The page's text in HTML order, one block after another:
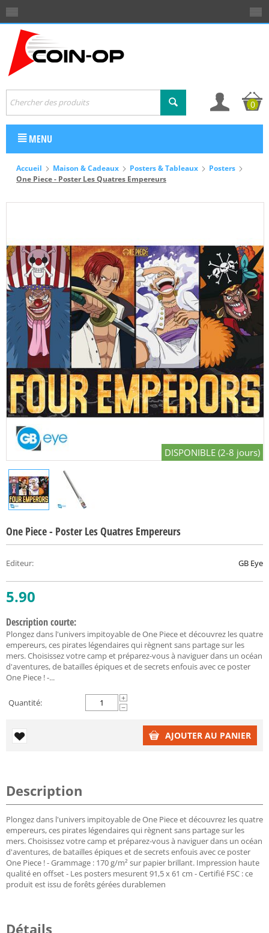
0
MENU
Accueil Maison & Cadeaux Posters & Tableaux
Posters
One Piece - Poster Les Quatres Empereurs
DISPONIBLE (2-8 jours)
One Piece - Poster Les Quatres Empereurs
Editeur: GB Eye
5.90
Description courte:
Plongez dans l'univers impitoyable de One Piece et découvrez les quatre
empereurs, ces pirates légendaires qui règnent sans partage sur les
mers. Choisissez votre camp et préparez-vous à naviguer dans un océan
d'aventures, de batailles épiques et de secrets enfouis avec ce poster
One Piece ! -...
Quantité:
+
−
AJOUTER AU PANIER
Description
Plongez dans l'univers impitoyable de One Piece et découvrez les quatre
empereurs, ces pirates légendaires qui règnent sans partage sur les
mers. Choisissez votre camp et préparez-vous à naviguer dans un océan
d'aventures, de batailles épiques et de secrets enfouis avec ce poster
One Piece ! - Grammage : 170 g/m² sur papier brillant. Impression haute
qualité en offset - Les posters mesurent 91,5 x 61 cm - Certifié FSC : ce
produit est issu de forêts gérées durablemen
Détails